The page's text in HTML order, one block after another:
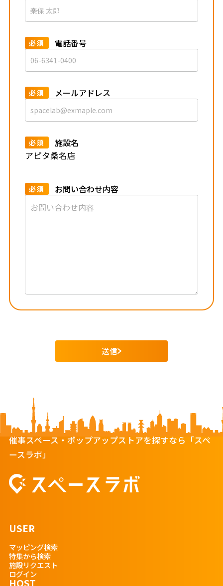
必須 電話番号
必須 メールアドレス
必須
施設名
アピタ桑名店
必須 お問い合わせ内容
送信
催事スペース・ポップアップストアを探すなら「スペ
ースラボ」
USER
マッピング検索
特集から検索
施設リクエスト
ログイン
HOST